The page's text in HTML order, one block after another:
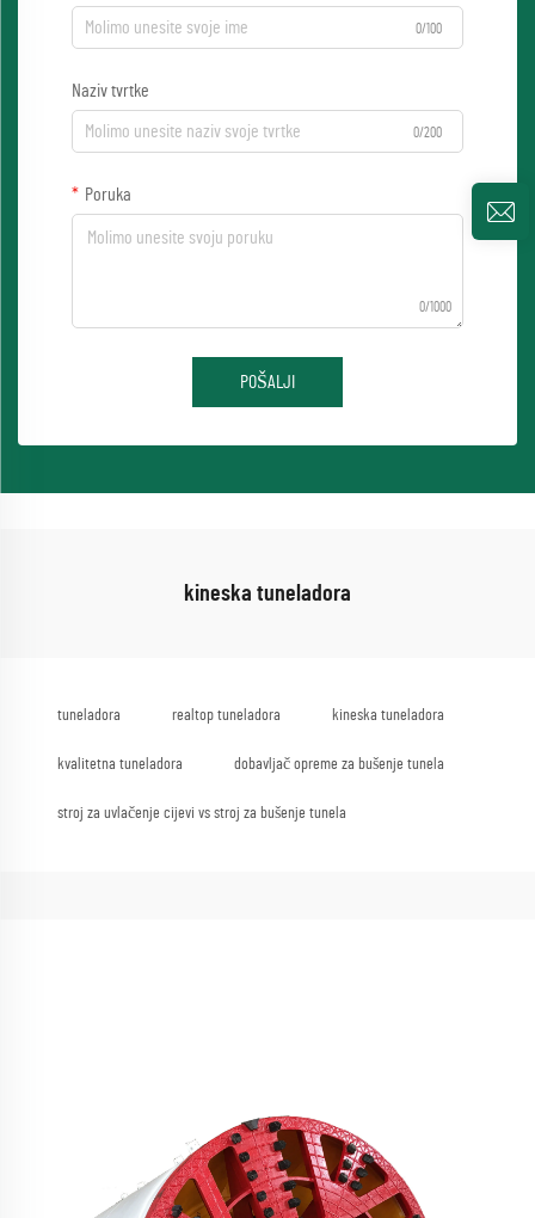
0/100
Naziv tvrtke
0/200
Poruka
0/1000
POŠALJI
kineska tuneladora
tuneladora realtop tuneladora kineska tuneladora
kvalitetna tuneladora dobavljač opreme za bušenje tunela
stroj za uvlačenje cijevi vs stroj za bušenje tunela